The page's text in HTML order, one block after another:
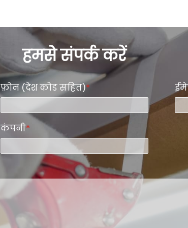
हमसे संपर्क करें
फ़ोन (देश कोड सहित)*
कंपनी*